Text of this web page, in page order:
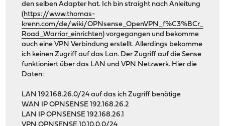
den selben Adapter hat. Ich bin straight nach Anleitung
(https://www.thomas-
krenn.com/de/wiki/OPNsense_OpenVPN_f%C3%BCr_
Road_Warrior_einrichten) vorgegangen und bekomme
auch eine VPN Verbindung erstellt. Allerdings bekomme
ich keinen Zugriff auf das Lan. Der Zugriff auf die Sense
funktioniert über das LAN und VPN Netzwerk. Hier die
Daten:
LAN 192.168.26.0/24 auf das ich Zugriff benötige
WAN IP OPNSENSE 192.168.26.2
LAN IP OPNSENSE 192.168.26.1